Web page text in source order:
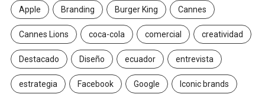
Apple Branding Burger King Cannes
Cannes Lions coca-cola comercial creatividad
Destacado Diseño ecuador entrevista
estrategia Facebook Google Iconic brands